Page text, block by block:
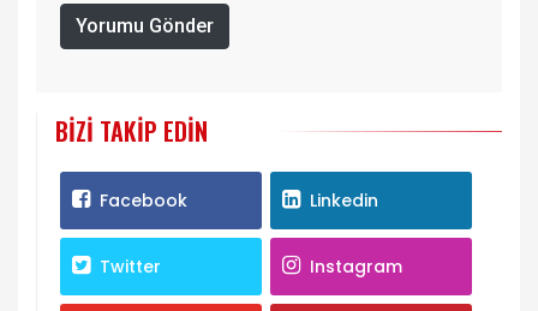
Yorumu Gönder
BIZI TAKIP EDIN
Facebook Linkedin
Twitter Instagram